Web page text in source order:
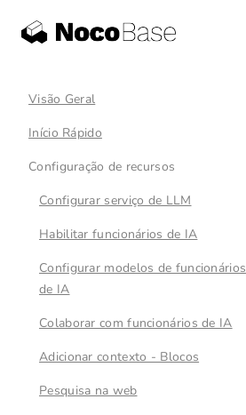
Visão Geral
Início Rápido
Configuração de recursos
Configurar serviço de LLM
Habilitar funcionários de IA
Configurar modelos de funcionários
de IA
Colaborar com funcionários de IA
Adicionar contexto - Blocos
Pesquisa na web